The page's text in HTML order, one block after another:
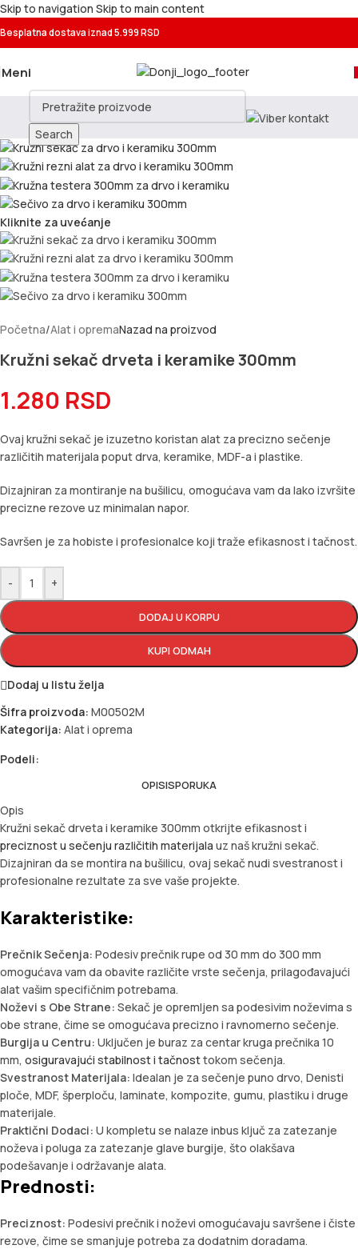
Skip to navigation Skip to main content
Besplatna dostava iznad 5.999 RSD
Meni
Search
Kliknite za uvećanje
Početna/Alat i opremaNazad na proizvod
Kružni sekač drveta i keramike 300mm
1.280 RSD
Ovaj kružni sekač je izuzetno koristan alat za precizno sečenje
različitih materijala poput drva, keramike, MDF-a i plastike.
Dizajniran za montiranje na bušilicu, omogućava vam da lako izvršite
precizne rezove uz minimalan napor.
Savršen je za hobiste i profesionalce koji traže efikasnost i tačnost.
- +
DODAJ U KORPU
KUPI ODMAH
Dodaj u listu želja
Šifra proizvoda: M00502M
Kategorija: Alat i oprema
Podeli:
OPISISPORUKA
Opis
Kružni sekač drveta i keramike 300mm otkrijte efikasnost i
preciznost u sečenju različitih materijala uz naš kružni sekač.
Dizajniran da se montira na bušilicu, ovaj sekač nudi svestranost i
profesionalne rezultate za sve vaše projekte.
Karakteristike:
Prečnik Sečenja: Podesiv prečnik rupe od 30 mm do 300 mm
omogućava vam da obavite različite vrste sečenja, prilagođavajući
alat vašim specifičnim potrebama.
Noževi s Obe Strane: Sekač je opremljen sa podesivim noževima s
obe strane, čime se omogućava precizno i ravnomerno sečenje.
Burgija u Centru: Uključen je buraz za centar kruga prečnika 10
mm, osiguravajući stabilnost i tačnosttokom sečenja.
Svestranost Materijala: Idealan je za sečenje puno drvo, Denisti
ploče, MDF, šperploču, laminate, kompozite, gumu, plastiku i druge
materijale.
Praktični Dodaci: U kompletu se nalaze inbus ključ za zatezanje
noževa i poluga za zatezanje glave burgije, što olakšava
podešavanje i održavanje alata.
Prednosti:
Preciznost: Podesivi prečnik i noževi omogućavaju savršene i čiste
rezove, čime se smanjuje potreba za dodatnim doradama.